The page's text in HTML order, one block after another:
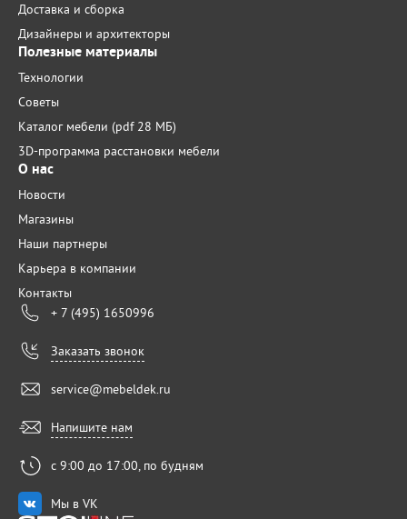
Доставка и сборка
Дизайнеры и архитекторы
Полезные материалы
Технологии
Советы
Каталог мебели (pdf 28 МБ)
3D-программа расстановки мебели
О нас
Новости
Магазины
Наши партнеры
Карьера в компании
Контакты
+ 7 (495) 1650996
Заказать звонок
service@mebeldek.ru
Напишите нам
с 9:00 до 17:00, по будням
Мы в VK